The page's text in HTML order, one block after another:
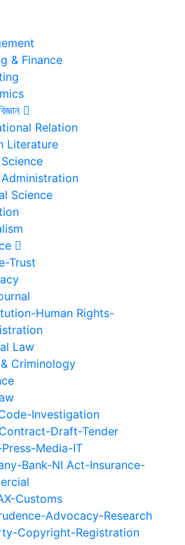
& Finance
Relation
Literature
Science
Trust
Human Rights-
Law
Criminology
Investigation
Draft-Tender
Media-IT
Bank-NI Act-Insurance-
Customs
Advocacy-Research
Copyright-Registration